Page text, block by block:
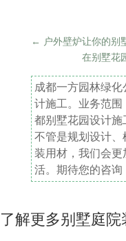
←
户外壁炉让你的别
在别墅花
成都一方园林绿
计施工。业务范
都别墅花园设计施
不管是规划设计、
装用材，我们会
活。期待您的咨询
了解更多别墅庭院